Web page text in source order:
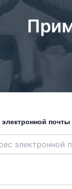
почты